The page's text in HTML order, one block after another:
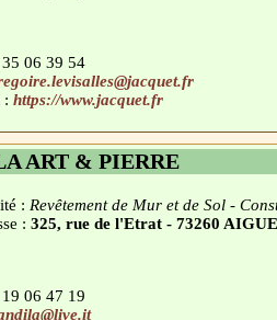
06 39 54
: https://www.jacquet.fr
ART & PIERRE
: Revêtement de Mur et de Sol -
: 325, rue de l'Etrat - 73260
06 47 19